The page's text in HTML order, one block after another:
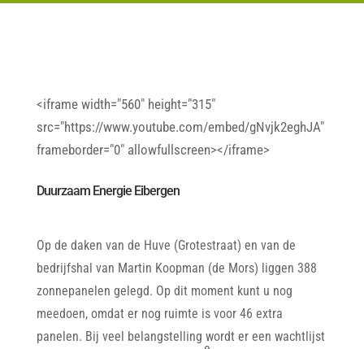
<iframe width="560" height="315"
src="https://www.youtube.com/embed/gNvjk2eghJA"
frameborder="0" allowfullscreen></iframe>
Duurzaam Energie Eibergen
Op de daken van de Huve (Grotestraat) en van de
bedrijfshal van Martin Koopman (de Mors) liggen 388
zonnepanelen gelegd. Op dit moment kunt u nog
meedoen, omdat er nog ruimte is voor 46 extra
panelen. Bij veel belangstelling wordt er een wachtlijst